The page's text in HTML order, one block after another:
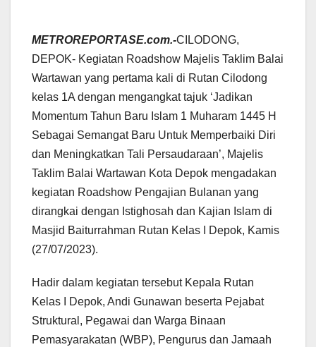
METROREPORTASE.com.-CILODONG,
DEPOK- Kegiatan Roadshow Majelis Taklim Balai
Wartawan yang pertama kali di Rutan Cilodong
kelas 1A dengan mengangkat tajuk ‘Jadikan
Momentum Tahun Baru Islam 1 Muharam 1445 H
Sebagai Semangat Baru Untuk Memperbaiki Diri
dan Meningkatkan Tali Persaudaraan’, Majelis
Taklim Balai Wartawan Kota Depok mengadakan
kegiatan Roadshow Pengajian Bulanan yang
dirangkai dengan Istighosah dan Kajian Islam di
Masjid Baiturrahman Rutan Kelas I Depok, Kamis
(27/07/2023).
Hadir dalam kegiatan tersebut Kepala Rutan
Kelas I Depok, Andi Gunawan beserta Pejabat
Struktural, Pegawai dan Warga Binaan
Pemasyarakatan (WBP), Pengurus dan Jamaah